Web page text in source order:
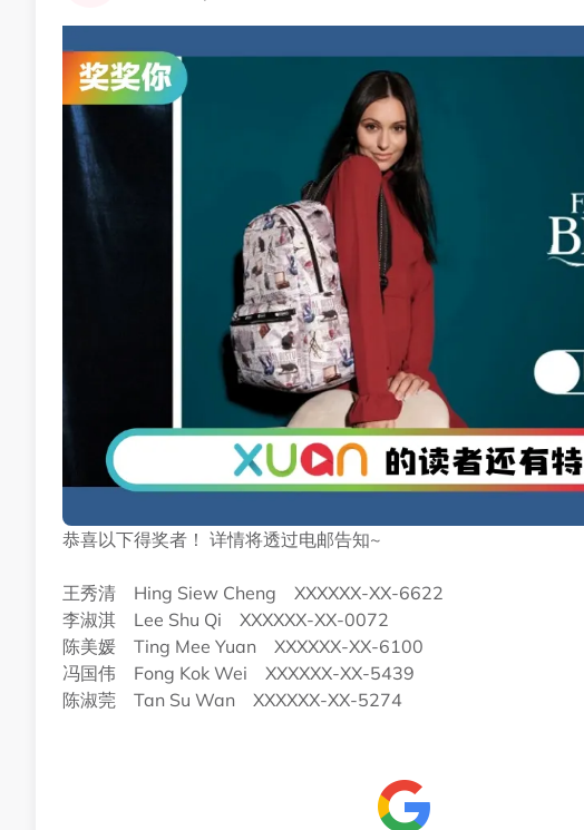
恭喜以下得奖者！ 详情将透过电邮告知~
王秀清 Hing Siew Cheng XXXXXX-XX-6622
李淑淇 Lee Shu Qi XXXXXX-XX-0072
陈美媛 Ting Mee Yuan XXXXXX-XX-6100
冯国伟 Fong Kok Wei XXXXXX-XX-5439
陈淑莞 Tan Su Wan XXXXXX-XX-5274